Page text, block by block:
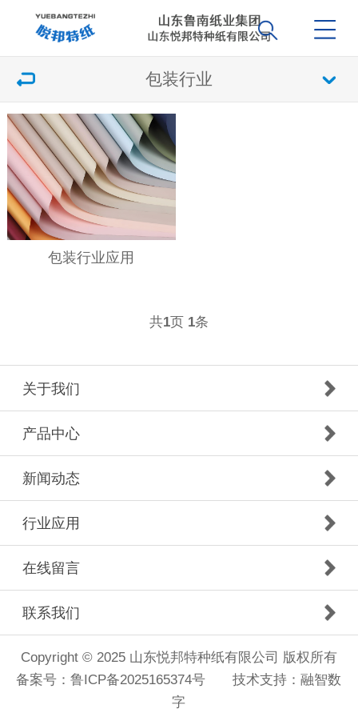
包装行业
包装行业应用
共1页 1条
关于我们
产品中心
新闻动态
行业应用
在线留言
联系我们
Copyright © 2025 山东悦邦特种纸有限公司 版权所有
备案号：鲁ICP备2025165374号 技术支持：融智数
字